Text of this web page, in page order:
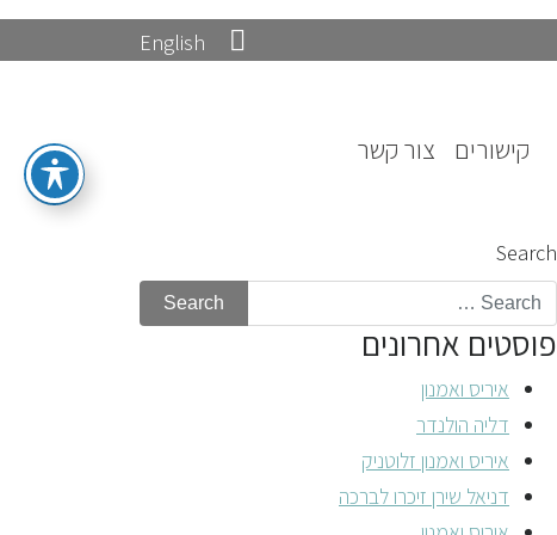
English
קישורים צור קשר
Search
פוסטים אחרונים
איריס ואמנון
דליה הולנדר
איריס ואמנון זלוטניק
דניאל שירן זיכרו לברכה